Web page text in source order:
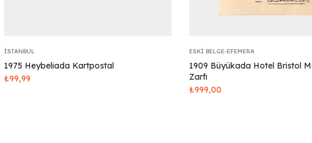
İSTANBUL
1975 Heybeliada Kartpostal
₺99,99
ESKI BELGE-EFEMERA
1909 Büyükada Hotel Bristol
Zarfı
₺999,00